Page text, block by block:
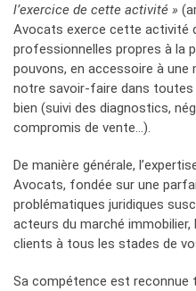
l’exercice de cette activité »
Avocats exerce cette activité
professionnelles propres à la
pouvons, en accessoire à une
notre savoir-faire dans toutes
bien (suivi des diagnostics,
compromis de vente…).
De manière générale,
Avocats, fondée sur une
problématiques juridiques
acteurs du marché immobilier,
clients à tous les stades de
Sa compétence est reconnue